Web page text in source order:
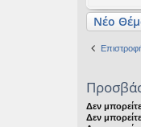
Νέο
Δεν μπορείτε
Δεν μπορείτε